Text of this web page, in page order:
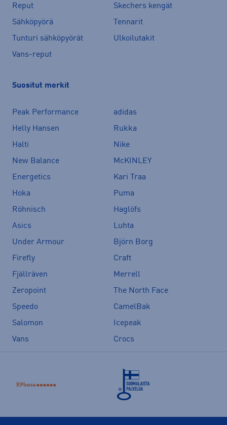
Reput
Skechers kengät
Sähköpyörä
Tennarit
Tunturi sähköpyörät
Ulkoilutakit
Vans-reput
Suositut merkit
Peak Performance
adidas
Helly Hansen
Rukka
Halti
Nike
New Balance
McKINLEY
Energetics
Kari Traa
Hoka
Puma
Röhnisch
Haglöfs
Asics
Luhta
Under Armour
Björn Borg
Firefly
Craft
Fjällräven
Merrell
Zeropoint
The North Face
Speedo
CamelBak
Salomon
Icepeak
Vans
Crocs